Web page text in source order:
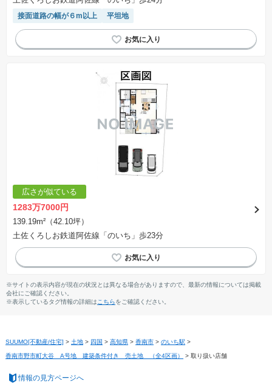
接面道路の幅が６m以上 平坦地
広さが似ている
1283万7000円
139.19m²（42.10坪）
土佐くろしお鉄道阿佐線「のいち」歩23分
※サイトの表示内容が現在の状況とは異なる場合がありますので、最新の情報については掲載
会社にご確認ください。
※表示しているタグ情報の詳細は こちらをご確認ください。
SUUMO[不動産/住宅] > 土地 > 四国 > 高知県 > 香南市 > のいち駅 >
香南市野市町大谷 A号地 建築条件付き 売土地 （全4区画） > 取り扱い店舗
情報の見方ページへ